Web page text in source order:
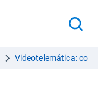
Videotelemática: